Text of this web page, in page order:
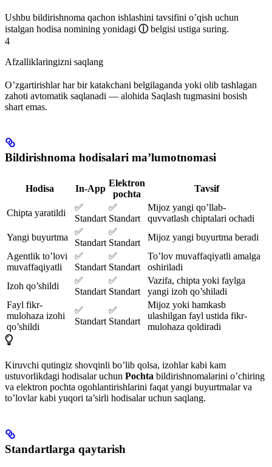
Ushbu bildirishnoma qachon ishlashini tavsifini o’qish uchun
istalgan hodisa nomining yonidagi ⓘbelgisi ustiga suring.
4
Afzalliklaringizni saqlang
O’zgartirishlar har bir katakchani belgilaganda yoki olib tashlagan
zahoti avtomatik saqlanadi — alohida Saqlash tugmasini bosish
shart emas.
Bildirishnoma hodisalari ma’lumotnomasi
Hodisa In-App
Elektron
pochta
Tavsif
Chipta yaratildi
✅
Standart
✅
Standart
Mijoz yangi qo’llab-
quvvatlash chiptalari ochadi
Yangi buyurtma
✅
Standart
✅
Standart
Mijoz yangi buyurtma beradi
Agentlik to’lovi
muvaffaqiyatli
✅
Standart
✅
Standart
To’lov muvaffaqiyatli amalga
oshiriladi
Izoh qo’shildi
✅
Standart
✅
Standart
Vazifa, chipta yoki faylga
yangi izoh qo’shiladi
Fayl fikr-
mulohaza izohi
qo’shildi
✅
Standart
✅
Standart
Mijoz yoki hamkasb
ulashilgan fayl ustida fikr-
mulohaza qoldiradi
Kiruvchi qutingiz shovqinli bo’lib qolsa, izohlar kabi kam
ustuvorlikdagi hodisalar uchun Pochta bildirishnomalarini o’chiring
va elektron pochta ogohlantirishlarini faqat yangi buyurtmalar va
to’lovlar kabi yuqori ta’sirli hodisalar uchun saqlang.
Standartlarga qaytarish